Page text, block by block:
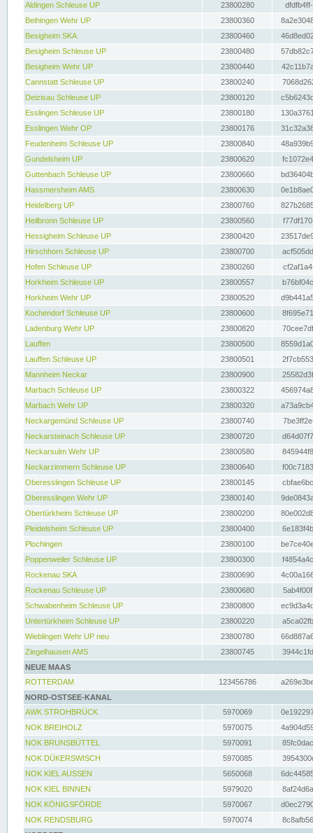
Aldingen Schleuse UP
23800280
Beihingen Wehr UP
23800360
Besigheim SKA
23800460
Besigheim Schleuse UP
23800480
Besigheim Wehr UP
23800440
Cannstatt Schleuse UP
23800240
Deizisau Schleuse UP
23800120
Esslingen Schleuse UP
23800180
Esslingen Wehr OP
23800176
Feudenheim Schleuse UP
23800840
Gundelsheim UP
23800620
Guttenbach Schleuse UP
23800660
Hassmersheim AMS
23800630
Heidelberg UP
23800760
Heilbronn Schleuse UP
23800560
Hessigheim Schleuse UP
23800420
Hirschhorn Schleuse UP
23800700
Hofen Schleuse UP
23800260
Horkheim Schleuse UP
23800557
Horkheim Wehr UP
23800520
Kochendorf Schleuse UP
23800600
Ladenburg Wehr UP
23800820
Lauffen
23800500
Lauffen Schleuse UP
23800501
Mannheim Neckar
23800900
Marbach Schleuse UP
23800322
Marbach Wehr UP
23800320
Neckargemünd Schleuse UP
23800740
Neckarsteinach Schleuse UP
23800720
Neckarsulm Wehr UP
23800580
Neckarzimmern Schleuse UP
23800640
Oberesslingen Schleuse UP
23800145
Oberesslingen Wehr UP
23800140
Obertürkheim Schleuse UP
23800200
Pleidelsheim Schleuse UP
23800400
Plochingen
23800100
Poppenweiler Schleuse UP
23800300
Rockenau SKA
23800690
Rockenau Schleuse UP
23800680
Schwabenheim Schleuse UP
23800800
Untertürkheim Schleuse UP
23800220
Wieblingen Wehr UP neu
23800780
Ziegelhausen AMS
23800745
NEUE MAAS
ROTTERDAM
123456786
NORD-OSTSEE-KANAL
AWK STROHBRÜCK
5970069
NOK BREIHOLZ
5970075
NOK BRUNSBÜTTEL
5970091
NOK DÜKERSWISCH
5970085
NOK KIEL AUSSEN
5650068
NOK KIEL BINNEN
5979020
NOK KÖNIGSFÖRDE
5970067
NOK RENDSBURG
5970074